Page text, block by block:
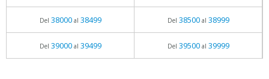
Del 38000al 38499 Del 38500al 38999
Del 39000al 39499 Del 39500al 39999